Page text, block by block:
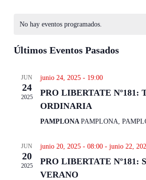
No hay eventos programados.
Últimos Eventos Pasados
JUN
24
2025
junio 24, 2025 - 19:00
PRO LIBERTATE Nº181:
ORDINARIA
PAMPLONA PAMPLONA,
JUN
20
2025
junio 20, 2025 - 08:00- junio 22,
PRO LIBERTATE Nº181:
VERANO